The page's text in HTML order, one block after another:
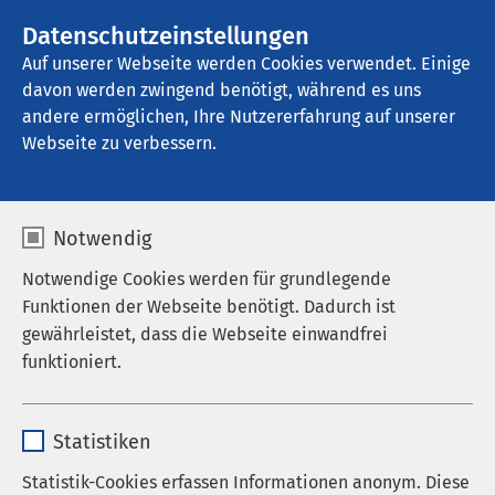
Datenschutzeinstellungen
Auf unserer Webseite werden Cookies verwendet. Einige
davon werden zwingend benötigt, während es uns
andere ermöglichen, Ihre Nutzererfahrung auf unserer
Webseite zu verbessern.
Notwendig
Notwendige Cookies werden für grundlegende
Funktionen der Webseite benötigt. Dadurch ist
gewährleistet, dass die Webseite einwandfrei
funktioniert.
Anbieter sgalinski
Statistiken
Statistik-Cookies erfassen Informationen anonym. Diese
AMEOS Klinikum St. Josef Oberhausen